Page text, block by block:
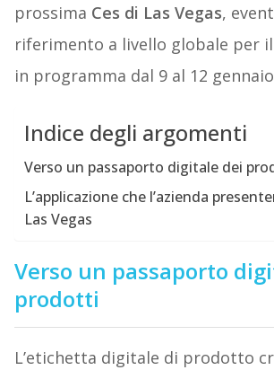
prossima Ces di Las Vegas,
riferimento a livello globale per
in programma dal 9 al 12
Indice degli argomenti
Verso un passaporto digitale dei
L’applicazione che l’azienda
Las Vegas
Verso un passaporto
prodotti
L’etichetta digitale di prodotto